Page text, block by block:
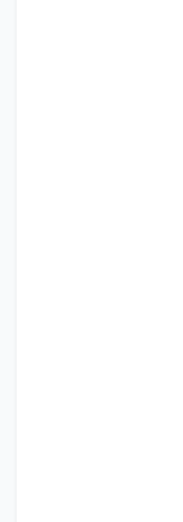
شرب خود اهمیت
فرد و قابلیت
به شما اجازه
سیستمی مطمئن
فراهم
آب مصرفی خود
باشد.
کیفیت بالا که